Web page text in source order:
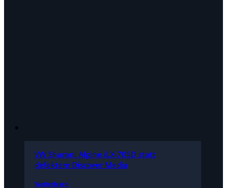
VW Sharan: Alpine iLX-705D statt
defektem Discover Media
Weiterlesen